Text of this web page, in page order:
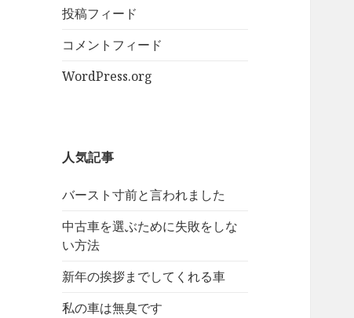
投稿フィード
コメントフィード
WordPress.org
人気記事
バースト寸前と言われました
中古車を選ぶために失敗をしな
い方法
新年の挨拶までしてくれる車
私の車は無臭です